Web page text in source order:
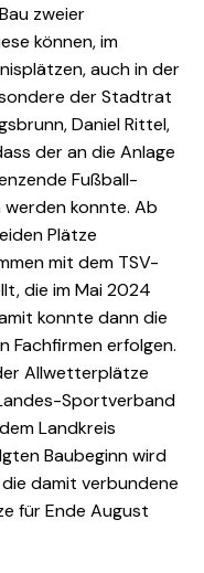
zweier
können, im
auch in der
der Stadtrat
Daniel Rittel,
der an die Anlage
Fußball-
konnte. Ab
Plätze
mit dem TSV-
die im Mai 2024
konnte dann die
Fachfirmen erfolgen.
Allwetterplätze
Sportverband
Landkreis
Baubeginn wird
damit verbundene
für Ende August